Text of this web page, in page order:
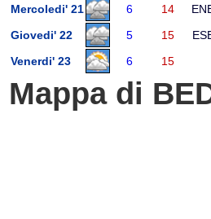
Mercoledi' 21
6 14
Giovedi' 22
5 15
Venerdi' 23
6 15
Mappa di